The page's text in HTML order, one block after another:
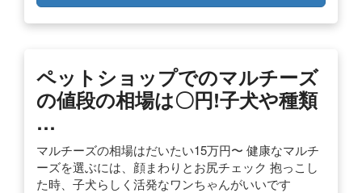
ペットショップでのマルチーズ
の値段の相場は〇円!子犬や種類
…
マルチーズの相場はだいたい15万円〜 健康なマルチ
ーズを選ぶには、顔まわりとお尻チェック 抱っこし
た時、子犬らしく活発なワンちゃんがいいです